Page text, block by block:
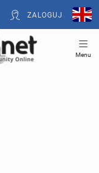
ZALOGUJ
Menu